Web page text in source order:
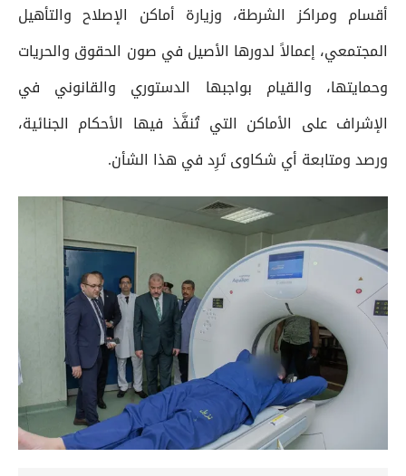
أقسام ومراكز الشرطة، وزيارة أماكن الإصلاح والتأهيل
المجتمعي، إعمالاً لدورها الأصيل في صون الحقوق والحريات
وحمايتها، والقيام بواجبها الدستوري والقانوني في
الإشراف على الأماكن التي تُنفَّذ فيها الأحكام الجنائية،
ورصد ومتابعة أي شكاوى تَرِد في هذا الشأن.